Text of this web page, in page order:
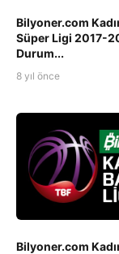
Bilyoner.com
Süper Ligi 2017-
Durum...
8 yıl önce
Bilyoner.com